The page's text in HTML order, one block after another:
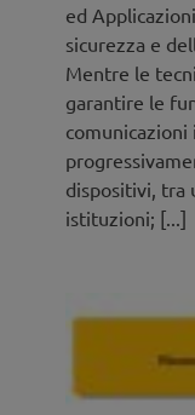
ed
sicurezza e
Mentre le
garantire le
comunicazioni
dispositivi, tra
istituzioni; [...]